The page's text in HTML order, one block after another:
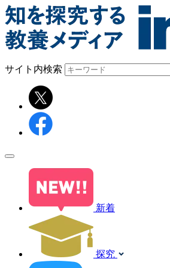
サイト内検索
新着
探究